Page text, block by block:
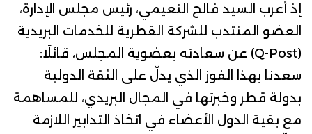
إذ أعرب السيد فالح النعيمي، رئيس مجلس الإدارة،
العضو المنتدب للشركة القطرية للخدمات البريدية
(Q-Post) عن سعادته بعضوية المجلس، قائلًا:
سعدنا بهذا الفوز الذي يدلّ على الثقة الدولية
بدولة قطر وخبرتها في المجال البريدي، للمساهمة
مع بقية الدول الأعضاء في اتخاذ التدابير اللازمة